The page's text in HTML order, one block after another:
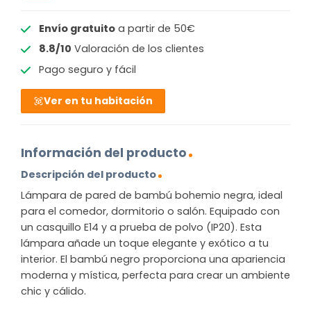
Envío gratuitoa partir de 50€
8.8/10 Valoración de los clientes
Pago seguro y fácil
Ver en tu habitación
Información del producto
Descripción del producto
Lámpara de pared de bambú bohemio negra, ideal
para el comedor, dormitorio o salón. Equipado con
un casquillo E14 y a prueba de polvo (IP20). Esta
lámpara añade un toque elegante y exótico a tu
interior. El bambú negro proporciona una apariencia
moderna y mística, perfecta para crear un ambiente
chic y cálido.